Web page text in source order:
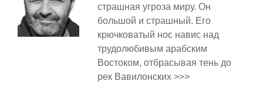
страшная угроза миру. Он
большой и страшный. Его
крючковатый нос навис над
трудолюбивым арабским
Востоком, отбрасывая тень до
рек Вавилонских >>>